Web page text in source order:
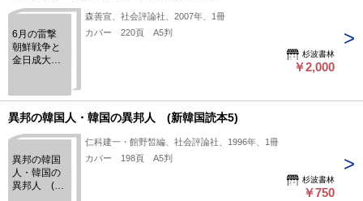
6月の雷撃
朝鮮戦争と
金日成大成
森善宣、社会評論社、2007年、1冊
カバー 220頁 A5判
杉波書林
￥2,000
異邦の韓国人・韓国の異邦人 (新韓国読本5)
異邦の韓国
人・韓国の
異邦人 (新
仁科建一・館野皙編、社会評論社、1996年、1冊
カバー 198頁 A5判
杉波書林
￥750